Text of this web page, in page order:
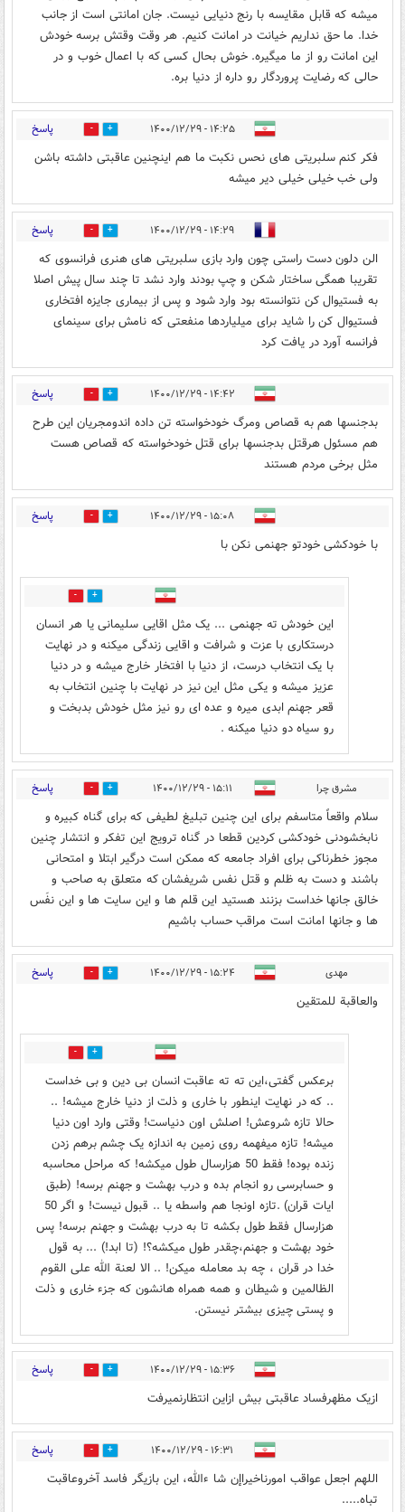
میشه که قابل مقایسه با رنج دنیایی نیست. جان امانتی است از جانب
خدا. ما حق نداریم خیانت در امانت کنیم. هر وقت وقتش برسه خودش
این امانت رو از ما میگیره. خوش بحال کسی که با اعمال خوب و در
حالی که رضایت پروردگار رو داره از دنیا بره.
۱۴:۲۵ - ۱۴۰۰/۱۲/۲۹ 1 پاسخ
فکر کنم سلبریتی های نحس نکبت ما هم اینچنین عاقبتی داشته باشن
ولی خب خیلی خیلی دیر میشه
۱۴:۲۹ - ۱۴۰۰/۱۲/۲۹ 1 پاسخ
الن دلون دست راستی چون وارد بازی سلبریتی های هنری فرانسوی که
تقریبا همگی ساختار شکن و چپ بودند وارد نشد تا چند سال پیش اصلا
به فستیوال کن نتوانسته بود وارد شود و پس از بیماری جایزه افتخاری
فستیوال کن را شاید برای میلیاردها منفعتی که نامش برای سینمای
فرانسه آورد در یافت کرد
۱۴:۴۲ - ۱۴۰۰/۱۲/۲۹ 0 پاسخ
بدجنسها هم به قصاص ومرگ خودخواسته تن داده اندومجریان این طرح
هم مسئول هرقتل بدجنسها برای قتل خودخواسته که قصاص هست
مثل برخی مردم هستند
۱۵:۰۸ - ۱۴۰۰/۱۲/۲۹ 7 پاسخ
با خودکشی خودتو جهنمی نکن با
2
این خودش ته جهنمی ... یک مثل اقایی سلیمانی یا هر انسان
درستکاری با عزت و شرافت و اقایی زندگی میکنه و در نهایت
با یک انتخاب درست، از دنیا با افتخار خارج میشه و در دنیا
عزیز میشه و یکی مثل این نیز در نهایت با چنین انتخاب به
قعر جهنم ابدی میره و عده ای رو نیز مثل خودش بدبخت و
رو سیاه دو دنیا میکنه .
مشرق چرا ۱۵:۱۱ - ۱۴۰۰/۱۲/۲۹ 9 پاسخ
سلام واقعاً متاسفم برای این چنین تبلیغ لطیفی که برای گناه کبیره و
نابخشودنی خودکشی کردین قطعا در گناه ترویج این تفکر و انتشار چنین
مجوز خطرناکی برای افراد جامعه که ممکن است درگیر ابتلا و امتحانی
باشند و دست به ظلم و قتل نفس شریفشان که متعلق به صاحب و
خالق جانها خداست بزنند هستید این قلم ها و این سایت ها و این نفَس
ها و جانها امانت است مراقب حساب باشیم
مهدی ۱۵:۲۴ - ۱۴۰۰/۱۲/۲۹ 8 پاسخ
والعاقبة للمتقین
1
برعکس گفتی،این ته ته عاقبت انسان بی دین و بی خداست
.. که در نهایت اینطور با خاری و ذلت از دنیا خارج میشه! ..
حالا تازه شروعش! اصلش اون دنیاست! وقتی وارد اون دنیا
میشه! تازه میفهمه روی زمین به اندازه یک چشم برهم زدن
زنده بوده! فقط 50 هزارسال طول میکشه! که مراحل محاسبه
و حسابرسی رو انجام بده و درب بهشت و جهنم برسه! (طبق
ایات قران) .تازه اونجا هم واسطه یا .. قبول نیست! و اگر 50
هزارسال فقط طول بکشه تا به درب بهشت و جهنم برسه! پس
خود بهشت و جهنم،چقدر طول میکشه؟! (تا ابد!) ... به قول
خدا در قران ، چه بد معامله میکن! .. الا لعنة الله علی القوم
الظالمین و شیطان و همه همراه هانشون که جزء خاری و ذلت
و پستی چیزی بیشتر نیستن.
۱۵:۳۶ - ۱۴۰۰/۱۲/۲۹ 3 پاسخ
ازیک مظهرفساد عاقبتی بیش ازاین انتظارنمیرفت
۱۶:۳۱ - ۱۴۰۰/۱۲/۲۹ 1 پاسخ
اللهم اجعل عواقب امورناخیراإن شا ءالله، این بازیگر فاسد آخروعاقبت
تباه.....